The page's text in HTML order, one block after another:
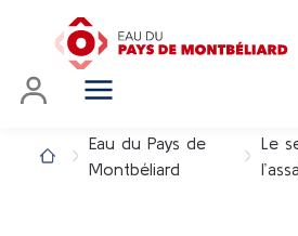
Eau du Pays de
Montbéliard
Le